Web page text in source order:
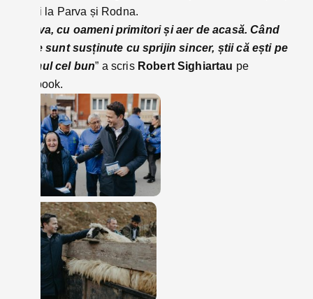
dar și la Parva și Rodna.
”Parva, cu oameni primitori și aer de acasă. Când
ideile sunt susținute cu sprijin sincer, știi că ești pe
drumul cel bun” a scrisRobert Sighiartau pe
facebook.